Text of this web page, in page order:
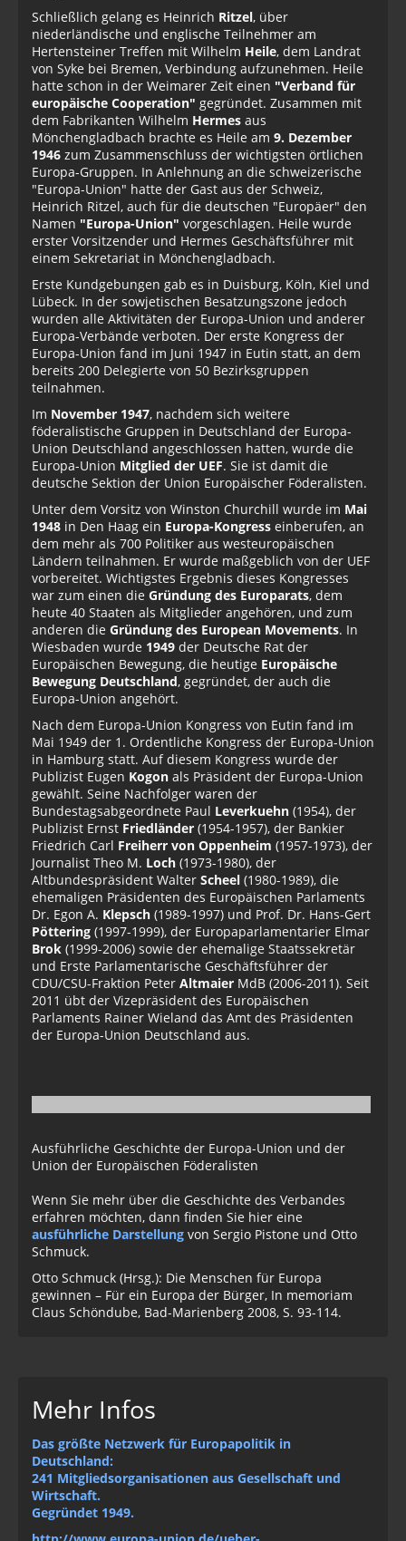
Schließlich gelang es Heinrich Ritzel, über
niederländische und englische Teilnehmer am
Hertensteiner Treffen mit Wilhelm Heile, dem Landrat
von Syke bei Bremen, Verbindung aufzunehmen. Heile
hatte schon in der Weimarer Zeit einen "Verband für
europäische Cooperation" gegründet. Zusammen mit
dem Fabrikanten Wilhelm Hermes aus
Mönchengladbach brachte es Heile am 9. Dezember
1946 zum Zusammenschluss der wichtigsten örtlichen
Europa-Gruppen. In Anlehnung an die schweizerische
"Europa-Union" hatte der Gast aus der Schweiz,
Heinrich Ritzel, auch für die deutschen "Europäer" den
Namen "Europa-Union" vorgeschlagen. Heile wurde
erster Vorsitzender und Hermes Geschäftsführer mit
einem Sekretariat in Mönchengladbach.
Erste Kundgebungen gab es in Duisburg, Köln, Kiel und
Lübeck. In der sowjetischen Besatzungszone jedoch
wurden alle Aktivitäten der Europa-Union und anderer
Europa-Verbände verboten. Der erste Kongress der
Europa-Union fand im Juni 1947 in Eutin statt, an dem
bereits 200 Delegierte von 50 Bezirksgruppen
teilnahmen.
Im November 1947, nachdem sich weitere
föderalistische Gruppen in Deutschland der Europa-
Union Deutschland angeschlossen hatten, wurde die
Europa-Union Mitglied der UEF. Sie ist damit die
deutsche Sektion der Union Europäischer Föderalisten.
Unter dem Vorsitz von Winston Churchill wurde im Mai
1948 in Den Haag ein Europa-Kongress einberufen, an
dem mehr als 700 Politiker aus westeuropäischen
Ländern teilnahmen. Er wurde maßgeblich von der UEF
vorbereitet. Wichtigstes Ergebnis dieses Kongresses
war zum einen die Gründung des Europarats, dem
heute 40 Staaten als Mitglieder angehören, und zum
anderen die Gründung des European Movements. In
Wiesbaden wurde 1949 der Deutsche Rat der
Europäischen Bewegung, die heutige Europäische
Bewegung Deutschland, gegründet, der auch die
Europa-Union angehört.
Nach dem Europa-Union Kongress von Eutin fand im
Mai 1949 der 1. Ordentliche Kongress der Europa-Union
in Hamburg statt. Auf diesem Kongress wurde der
Publizist Eugen Kogon als Präsident der Europa-Union
gewählt. Seine Nachfolger waren der
Bundestagsabgeordnete Paul Leverkuehn (1954), der
Publizist Ernst Friedländer (1954-1957), der Bankier
Friedrich Carl Freiherr von Oppenheim (1957-1973), der
Journalist Theo M. Loch (1973-1980), der
Altbundespräsident Walter Scheel (1980-1989), die
ehemaligen Präsidenten des Europäischen Parlaments
Dr. Egon A. Klepsch (1989-1997) und Prof. Dr. Hans-Gert
Pöttering (1997-1999), der Europaparlamentarier Elmar
Brok (1999-2006) sowie der ehemalige Staatssekretär
und Erste Parlamentarische Geschäftsführer der
CDU/CSU-Fraktion Peter Altmaier MdB (2006-2011). Seit
2011 übt der Vizepräsident des Europäischen
Parlaments Rainer Wieland das Amt des Präsidenten
der Europa-Union Deutschland aus.
Ausführliche Geschichte der Europa-Union und der
Union der Europäischen Föderalisten
Wenn Sie mehr über die Geschichte des Verbandes
erfahren möchten, dann finden Sie hier eine
ausführliche Darstellung von Sergio Pistone und Otto
Schmuck.
Otto Schmuck (Hrsg.): Die Menschen für Europa
gewinnen – Für ein Europa der Bürger, In memoriam
Claus Schöndube, Bad-Marienberg 2008, S. 93-114.
Mehr Infos
Das größte Netzwerk für Europapolitik in
Deutschland:
241 Mitgliedsorganisationen aus Gesellschaft und
Wirtschaft.
Gegründet 1949.